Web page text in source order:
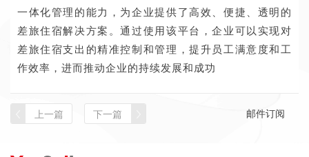
一体化管理的能力，为企业提供了高效、便捷、透明的
差旅住宿解决方案。通过使用该平台，企业可以实现对
差旅住宿支出的精准控制和管理，提升员工满意度和工
作效率，进而推动企业的持续发展和成功
上一篇 下一篇 邮件订阅